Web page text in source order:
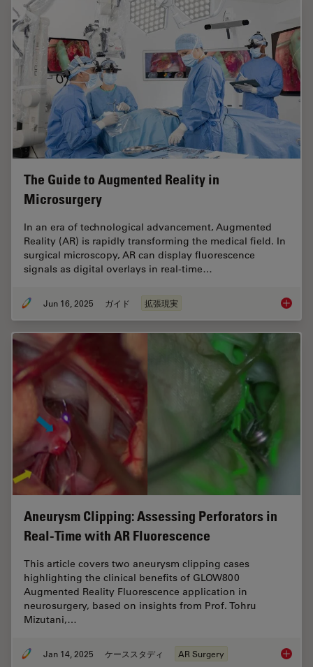
The Guide to Augmented Reality in
Microsurgery
In an era of technological advancement, Augmented
Reality (AR) is rapidly transforming the medical field. In
surgical microscopy, AR can display fluorescence
signals as digital overlays in real-time…
Jun 16, 2025 ガイド 拡張現実 The
Aneurysm Clipping: Assessing Perforators in
Real-Time with AR Fluorescence
This article covers two aneurysm clipping cases
highlighting the clinical benefits of GLOW800
Augmented Reality Fluorescence application in
neurosurgery, based on insights from Prof. Tohru
Mizutani,…
Jan 14, 2025 ケーススタディ AR Surgery